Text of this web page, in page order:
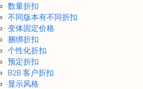
数量折扣
不同版本有不同折扣
变体固定价格
捆绑折扣
个性化折扣
预定折扣
B2B 客户折扣
显示风格